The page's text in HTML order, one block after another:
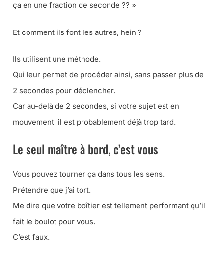
ça en une fraction de seconde ?? »
Et comment ils font les autres, hein ?
Ils utilisent une méthode.
Qui leur permet de procéder ainsi, sans passer plus de
2 secondes pour déclencher.
Car au-delà de 2 secondes, si votre sujet est en
mouvement, il est probablement déjà trop tard.
Le seul maître à bord, c’est vous
Vous pouvez tourner ça dans tous les sens.
Prétendre que j’ai tort.
Me dire que votre boîtier est tellement performant qu’il
fait le boulot pour vous.
C’est faux.